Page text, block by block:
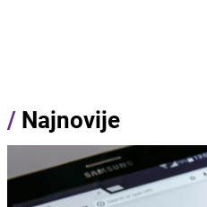
/ Najnovije